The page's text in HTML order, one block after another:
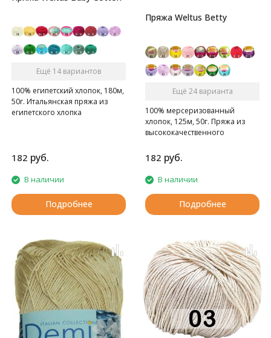
Ещё 14 вариантов
100% египетский хлопок, 180м,
50г. Итальянская пряжа из
египетского хлопка
182 руб.
В наличии
Подробнее
Пряжа Weltus Betty
Ещё 24 варианта
100% мерсеризованный
хлопок, 125м, 50г. Пряжа из
высококачественного
182 руб.
В наличии
Подробнее